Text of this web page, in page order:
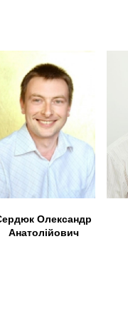
Олександр
Анатолійович